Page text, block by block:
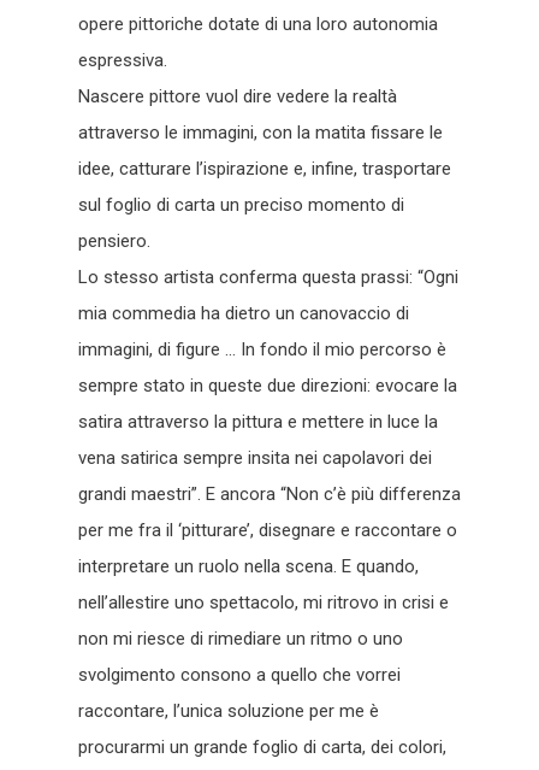
opere pittoriche dotate di una loro autonomia
espressiva.
Nascere pittore vuol dire vedere la realtà
attraverso le immagini, con la matita fissare le
idee, catturare l’ispirazione e, infine, trasportare
sul foglio di carta un preciso momento di
pensiero.
Lo stesso artista conferma questa prassi: “Ogni
mia commedia ha dietro un canovaccio di
immagini, di figure … In fondo il mio percorso è
sempre stato in queste due direzioni: evocare la
satira attraverso la pittura e mettere in luce la
vena satirica sempre insita nei capolavori dei
grandi maestri”. E ancora “Non c’è più differenza
per me fra il ‘pitturare’, disegnare e raccontare o
interpretare un ruolo nella scena. E quando,
nell’allestire uno spettacolo, mi ritrovo in crisi e
non mi riesce di rimediare un ritmo o uno
svolgimento consono a quello che vorrei
raccontare, l’unica soluzione per me è
procurarmi un grande foglio di carta, dei colori,